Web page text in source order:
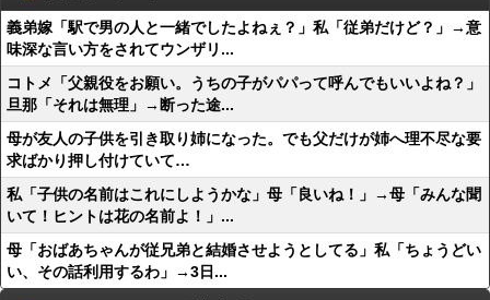
義弟嫁「駅で男の人と一緒でしたよねぇ？」私「従弟だけど？」→意
味深な言い方をされてウンザリ...
コトメ「父親役をお願い。うちの子がパパって呼んでもいいよね？」
旦那「それは無理」→断った途...
母が友人の子供を引き取り姉になった。でも父だけが姉へ理不尽な要
求ばかり押し付けていて…
私「子供の名前はこれにしようかな」母「良いね！」→母「みんな聞
いて！ヒントは花の名前よ！」...
母「おばあちゃんが従兄弟と結婚させようとしてる」私「ちょうどい
い、その話利用するわ」→3日...